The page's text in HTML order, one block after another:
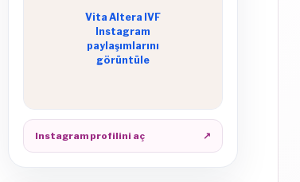
Vita Altera IVF
Instagram
paylaşımlarını
görüntüle
Instagram profilini aç ↗